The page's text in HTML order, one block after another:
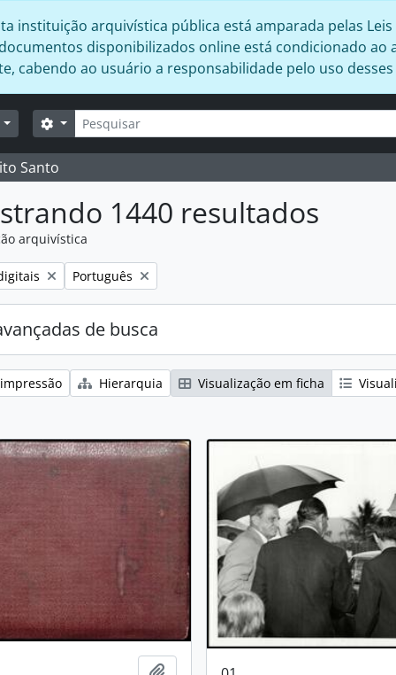
arquivística pública está amparada pelas Leis
disponibilizados online está condicionado
cabendo ao usuário a responsabilidade pelo uso
Buscar
Opções de busca
Santo
1440 resultados
arquivística
Remover filtro:
Português
de busca
Hierarquia Visualização em ficha